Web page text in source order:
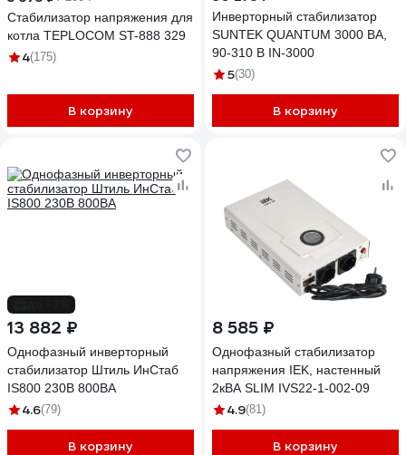
Стабилизатор напряжения для
котла TEPLOCOM ST-888 329
4(175)
В корзину
Инверторный стабилизатор
SUNTEK QUANTUM 3000 ВА,
90-310 В IN-3000
5(30)
В корзину
13 882 ₽
Однофазный инверторный
стабилизатор Штиль ИнСтаб
IS800 230В 800ВА
4.6(79)
В корзину
8 585 ₽
Однофазный стабилизатор
напряжения IEK, настенный
2кВА SLIM IVS22-1-002-09
4.9(81)
В корзину